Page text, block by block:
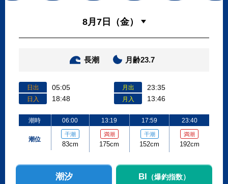
長潮 月齢23.7
日出 05:05
日入 18:48
月出 23:35
月入 13:46
潮時
潮位
06:00
干潮
83cm
13:19
満潮
175cm
17:59
干潮
152cm
23:40
満潮
192cm
潮汐 BI （爆釣指数）